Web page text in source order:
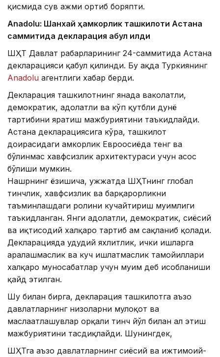
қисмида сув ҳажми ортиб боряпти.
Anadolu: Шанхай ҳамкорлик ташкилоти Астана
саммитида декларация қабул қилди
ШҲТ Давлат раҳбарларининг 24-саммитида Астана
декларацияси қабул қилинди. Бу ҳақда Туркиянинг
Anadolu агентлиги хабар берди.
Декларация ташкилотнинг янада ваколатли,
демократик, адолатли ва кўп қутбли дунё
тартибини яратиш мажбуриятини таъкидлайди.
Астана декларациясига кўра, ташкилот
доирасидаги ҳамкорлик Евроосиёда тенг ва
бўлинмас хавфсизлик архитектураси учун асос
бўлиши мумкин.
Нашрнинг ёзишича, ҳужжатда ШҲТнинг глобал
тинчлик, хавфсизлик ва барқарорликни
таъминлашдаги ролини кучайтириш муҳимлиги
таъкидланган. Янги адолатли, демократик, сиёсий
ва иқтисодий халқаро тартиб ҳам сақланиб қолади.
Декларацияда ҳудудий яхлитлик, ички ишларга
аралашмаслик ва куч ишлатмаслик тамойиллари
халқаро муносабатлар учун муҳим деб ҳисобланиши
қайд этилган.
Шу билан бирга, декларация ташкилотга аъзо
давлатларнинг низоларни мулоқот ва
маслаҳатлашувлар орқали тинч йўл билан ҳал этиш
мажбуриятини тасдиқлайди. Шунингдек,
ШҲТга аъзо давлатларнинг сиёсий ва ижтимоий-